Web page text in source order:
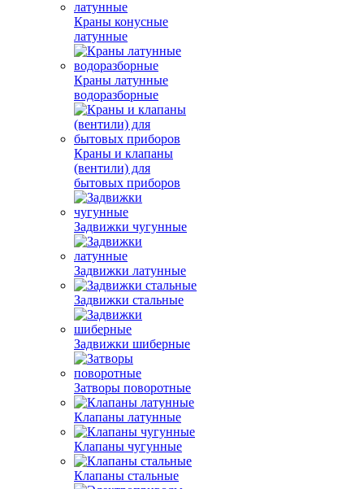
Краны конусные
латунные
Краны латунные
водоразборные
Краны и клапаны
(вентили) для
бытовых приборов
Задвижки чугунные
Задвижки латунные
Задвижки стальные
Задвижки шиберные
Затворы поворотные
Клапаны латунные
Клапаны чугунные
Клапаны стальные